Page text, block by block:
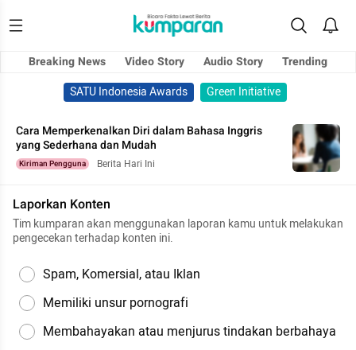
Breaking News Video Story Audio Story
Trending
SATU Indonesia Awards
Green Initiative
Cara Memperkenalkan Diri dalam Bahasa Inggris
yang Sederhana dan Mudah
Kiriman Pengguna Berita Hari Ini
Laporkan Konten
Tim kumparan akan menggunakan laporan kamu untuk melakukan
pengecekan terhadap konten ini.
Spam, Komersial, atau Iklan
Memiliki unsur pornografi
Membahayakan atau menjurus tindakan berbahaya